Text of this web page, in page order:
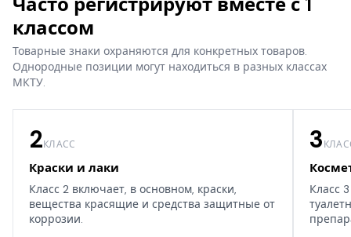
классом
Товарные знаки охраняются для конкретных товаров.
Однородные позиции могут находиться в разных классах
МКТУ.
2КЛАСС
Краски и лаки
Класс 2 включает, в основном, краски,
вещества красящие и средства защитные от
коррозии.
3
Класс